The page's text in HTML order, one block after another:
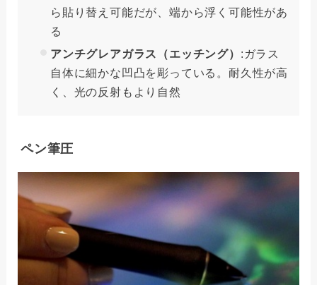
ら貼り替え可能だが、端から浮く可能性があ
る
アンチグレアガラス（エッチング） :ガラス
自体に細かな凹凸を彫っている。耐久性が高
く、光の反射もより自然
ペン筆圧